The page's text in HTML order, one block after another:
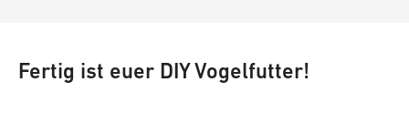
Fertig ist euer DIY Vogelfutter!